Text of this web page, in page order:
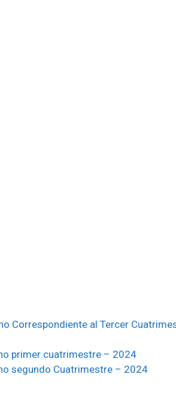
Correspondiente al Tercer
primer cuatrimestre – 2024
segundo Cuatrimestre – 2024